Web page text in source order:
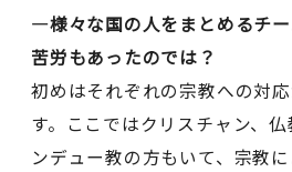
―様々な国の人をまとめるチー
苦労もあったのでは？
初めはそれぞれの宗教への対
す。ここではクリスチャン、
ンデュー教の方もいて、宗教